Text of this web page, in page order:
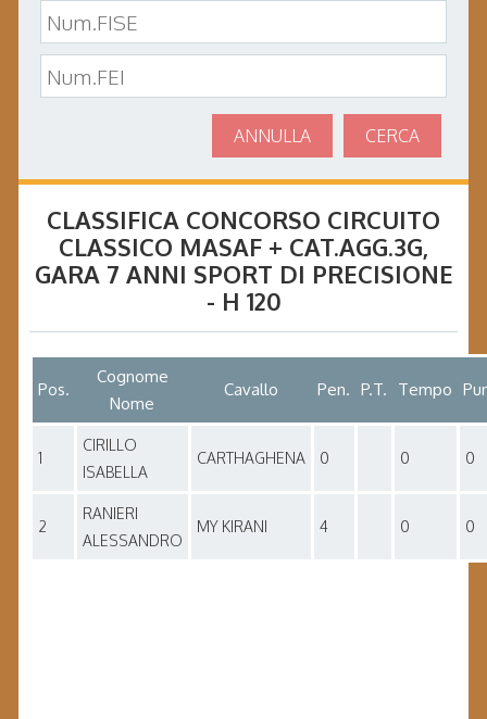
CERCA
ANNULLA
CLASSIFICA CONCORSO CIRCUITO
CLASSICO MASAF + CAT.AGG.3G,
GARA 7 ANNI SPORT DI PRECISIONE
- H 120
Pos.
Cognome
Nome
Cavallo Pen. P.T. Tempo
1
CIRILLO
ISABELLA
CARTHAGHENA 0 0 0
2
RANIERI
ALESSANDRO
MY KIRANI 4 0 0